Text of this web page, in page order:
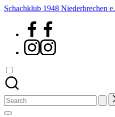
Skip
Schachklub 1948 Niederbrechen
Facebook
Instagram
Search
for: